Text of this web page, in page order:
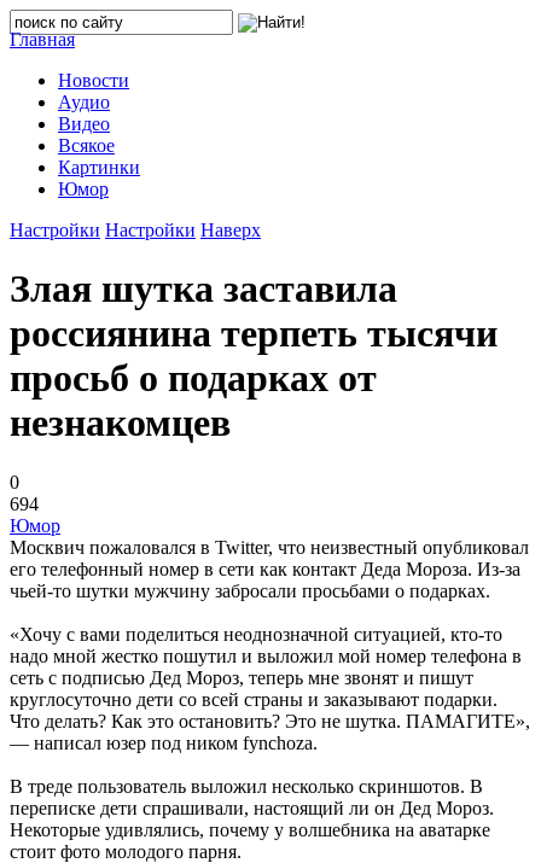
Главная
Новости
Аудио
Видео
Всякое
Картинки
Юмор
Настройки Настройки Наверх
Злая шутка заставила
россиянина терпеть тысячи
просьб о подарках от
незнакомцев
0
694
Юмор
Москвич пожаловался в Twitter, что неизвестный опубликовал
его телефонный номер в сети как контакт Деда Мороза. Из-за
чьей-то шутки мужчину забросали просьбами о подарках.
«Хочу с вами поделиться неоднозначной ситуацией, кто-то
надо мной жестко пошутил и выложил мой номер телефона в
сеть с подписью Дед Мороз, теперь мне звонят и пишут
круглосуточно дети со всей страны и заказывают подарки.
Что делать? Как это остановить? Это не шутка. ПАМАГИТЕ»,
— написал юзер под ником fynchoza.
В треде пользователь выложил несколько скриншотов. В
переписке дети спрашивали, настоящий ли он Дед Мороз.
Некоторые удивлялись, почему у волшебника на аватарке
стоит фото молодого парня.